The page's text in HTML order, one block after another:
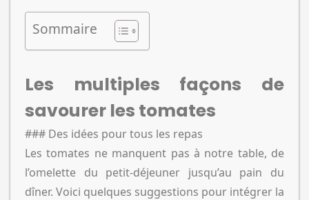
Sommaire
Les multiples façons de
savourer les tomates
### Des idées pour tous les repas
Les tomates ne manquent pas à notre table, de
l’omelette du petit-déjeuner jusqu’au pain du
dîner. Voici quelques suggestions pour intégrer la